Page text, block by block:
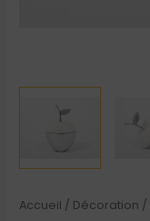
Accueil / Décoration /